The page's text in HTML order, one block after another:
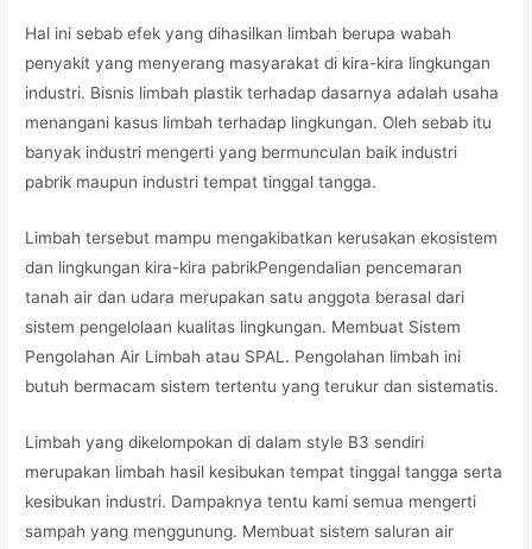
Hal ini sebab efek yang dihasilkan limbah berupa wabah
penyakit yang menyerang masyarakat di kira-kira lingkungan
industri. Bisnis limbah plastik terhadap dasarnya adalah usaha
menangani kasus limbah terhadap lingkungan. Oleh sebab itu
banyak industri mengerti yang bermunculan baik industri
pabrik maupun industri tempat tinggal tangga.
Limbah tersebut mampu mengakibatkan kerusakan ekosistem
dan lingkungan kira-kira pabrikPengendalian pencemaran
tanah air dan udara merupakan satu anggota berasal dari
sistem pengelolaan kualitas lingkungan. Membuat Sistem
Pengolahan Air Limbah atau SPAL. Pengolahan limbah ini
butuh bermacam sistem tertentu yang terukur dan sistematis.
Limbah yang dikelompokan di dalam style B3 sendiri
merupakan limbah hasil kesibukan tempat tinggal tangga serta
kesibukan industri. Dampaknya tentu kami semua mengerti
sampah yang menggunung. Membuat sistem saluran air